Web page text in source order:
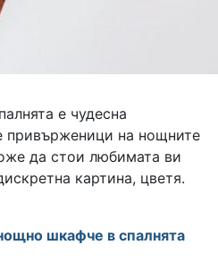
е чудесна
привърженици на нощните
да стои любимата ви
картина, цветя.
шкафче в спалнята